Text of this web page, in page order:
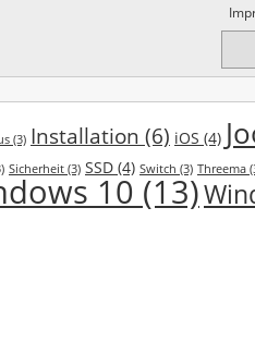
(3) Installation (6) iOS (4)
Sicherheit (3) SSD (4) Switch (3) Threema
10 (13)